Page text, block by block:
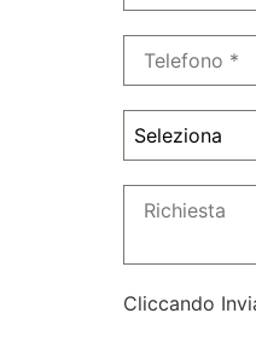
Seleziona
Cliccando